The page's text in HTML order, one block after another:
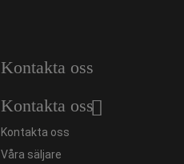
Kontakta oss
Kontakta oss
Kontakta oss
Våra säljare